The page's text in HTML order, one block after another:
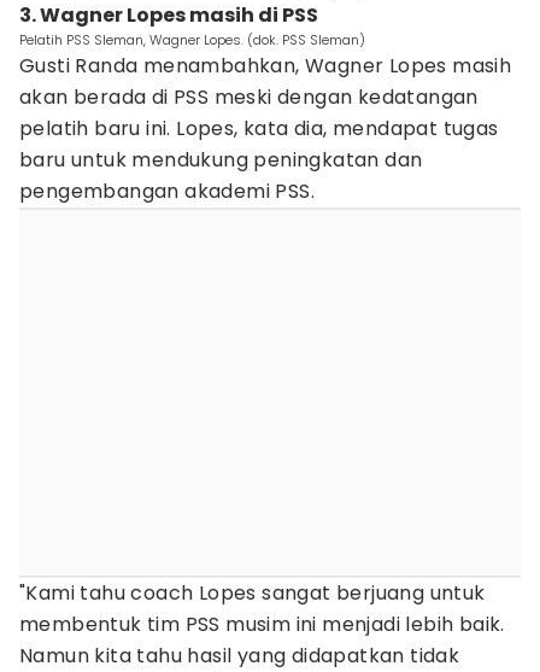
3. Wagner Lopes masih di PSS
Pelatih PSS Sleman, Wagner Lopes. (dok. PSS Sleman)
Gusti Randa menambahkan, Wagner Lopes masih
akan berada di PSS meski dengan kedatangan
pelatih baru ini. Lopes, kata dia, mendapat tugas
baru untuk mendukung peningkatan dan
pengembangan akademi PSS.
"Kami tahu coach Lopes sangat berjuang untuk
membentuk tim PSS musim ini menjadi lebih baik.
Namun kita tahu hasil yang didapatkan tidak